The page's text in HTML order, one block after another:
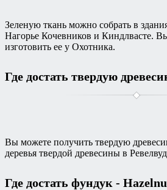
Зеленую ткань можно собрать в
Нагорье Кочевников и Киндлвасте.
изготовить ее у Охотника.
Где достать твердую
Вы можете получить твердую
деревья твердой древесины в
Где достать фундук -